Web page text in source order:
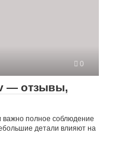
0
— отзывы,
важно полное соблюдение
детали влияют на